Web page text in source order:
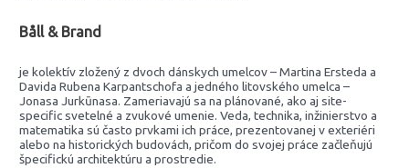
Båll & Brand
je kolektív zložený z dvoch dánskych umelcov – Martina Ersteda a
Davida Rubena Karpantschofa a jedného litovského umelca –
Jonasa Jurkūnasa. Zameriavajú sa na plánované, ako aj site-
specific svetelné a zvukové umenie. Veda, technika, inžinierstvo a
matematika sú často prvkami ich práce, prezentovanej v exteriéri
alebo na historických budovách, pričom do svojej práce začleňujú
špecifickú architektúru a prostredie.